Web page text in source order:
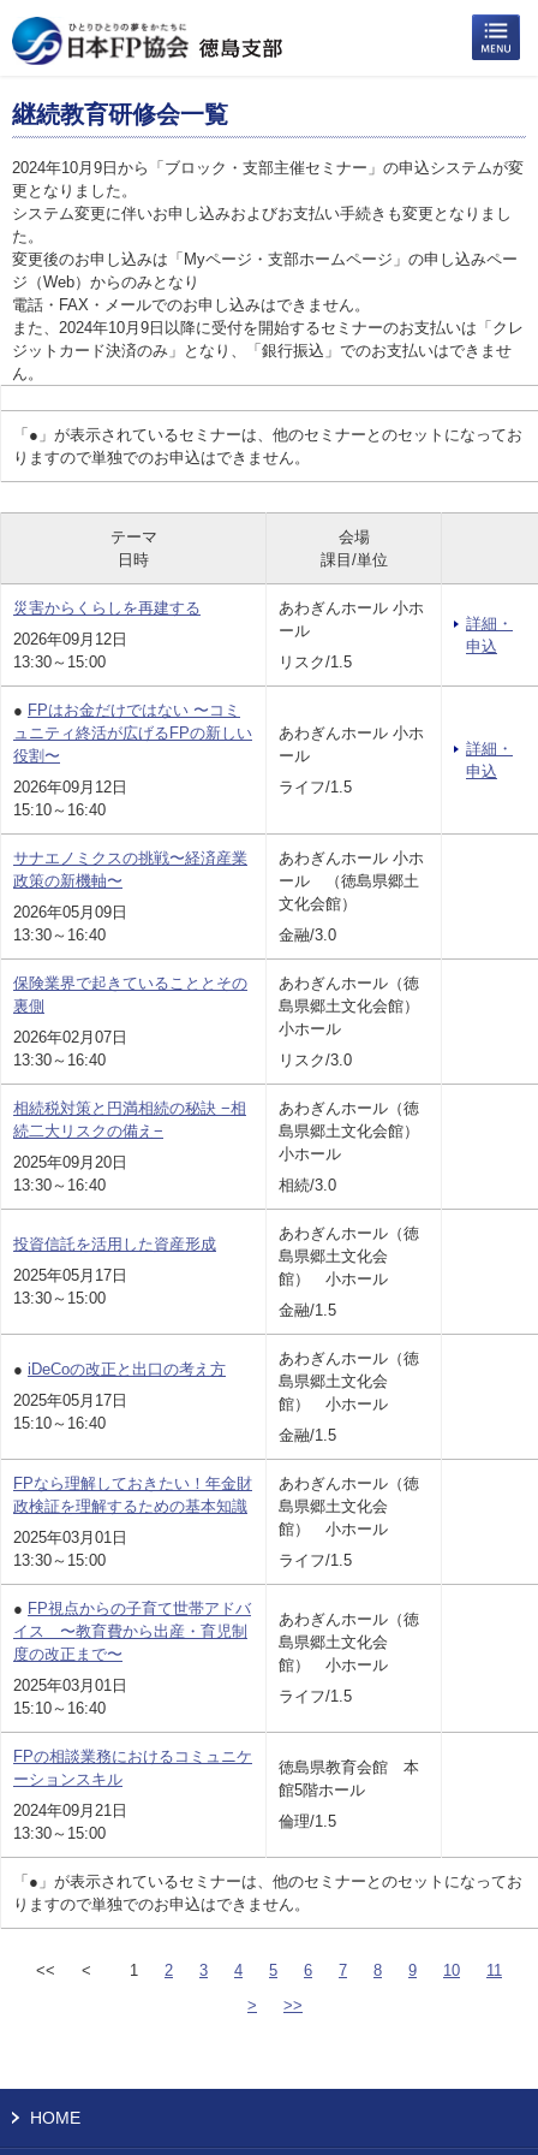
継続教育研修会一覧
2024年10月9日から「ブロック・支部主催セミナー」の申込システムが変
更となりました。
システム変更に伴いお申し込みおよびお支払い手続きも変更となりまし
た。
変更後のお申し込みは「Myページ・支部ホームページ」の申し込みペー
ジ（Web）からのみとなり
電話・FAX・メールでのお申し込みはできません。
また、2024年10月9日以降に受付を開始するセミナーのお支払いは「クレ
ジットカード決済のみ」となり、「銀行振込」でのお支払いはできませ
ん。
「●」が表示されているセミナーは、他のセミナーとのセットになってお
りますので単独でのお申込はできません。
「●」が表示されているセミナーは、他のセミナーとのセットになってお
りますので単独でのお申込はできません。
テーマ
日時
会場
課目/単位
災害からくらしを再建する
2026年09月12日
13:30～15:00
あわぎんホール 小ホ
ール
リスク/1.5
詳細・
申込
● FPはお金だけではない 〜コミ
ュニティ終活が広げるFPの新しい
役割〜
2026年09月12日
15:10～16:40
あわぎんホール 小ホ
ール
ライフ/1.5
詳細・
申込
サナエノミクスの挑戦〜経済産業
政策の新機軸〜
2026年05月09日
13:30～16:40
あわぎんホール 小ホ
ール （徳島県郷土
文化会館）
金融/3.0
保険業界で起きていることとその
裏側
2026年02月07日
13:30～16:40
あわぎんホール（徳
島県郷土文化会館）
小ホール
リスク/3.0
相続税対策と円満相続の秘訣 −相
続二大リスクの備え−
2025年09月20日
13:30～16:40
あわぎんホール（徳
島県郷土文化会館）
小ホール
相続/3.0
投資信託を活用した資産形成
2025年05月17日
13:30～15:00
あわぎんホール（徳
島県郷土文化会
館） 小ホール
金融/1.5
● iDeCoの改正と出口の考え方
2025年05月17日
15:10～16:40
あわぎんホール（徳
島県郷土文化会
館） 小ホール
金融/1.5
FPなら理解しておきたい！年金財
政検証を理解するための基本知識
2025年03月01日
13:30～15:00
あわぎんホール（徳
島県郷土文化会
館） 小ホール
ライフ/1.5
● FP視点からの子育て世帯アドバ
イス 〜教育費から出産・育児制
度の改正まで〜
2025年03月01日
15:10～16:40
あわぎんホール（徳
島県郷土文化会
館） 小ホール
ライフ/1.5
FPの相談業務におけるコミュニケ
ーションスキル
2024年09月21日
13:30～15:00
徳島県教育会館 本
館5階ホール
倫理/1.5
<< < 1 2 3 4 5 6 7 8 9 10
11
>
>>
HOME